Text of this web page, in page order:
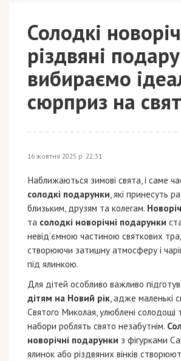
Солодкі
різдвяні
вибираємо
сюрприз на
16 жовтня 2025 р. 22:31
Наближаються зимові свята, і саме
солодкі подарунки, які принесуть
близьким, друзям та колегам.
та солодкі новорічні подарунки
невід’ємною частиною святкових
створюючи затишну атмосферу і
під ялинкою.
Для дітей особливо важливо
дітям на Новий рік, адже маленькі
Святого Миколая, улюблені солодощі
набори роблять свято незабутнім.
новорічні подарунки з фігурками
ялинок або різдвяних вінків